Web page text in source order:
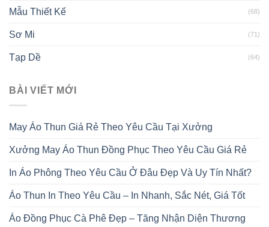
Mẫu Thiết Kế (68)
Sơ Mi (71)
Tạp Dề (64)
BÀI VIẾT MỚI
May Áo Thun Giá Rẻ Theo Yêu Cầu Tại Xưởng
Xưởng May Áo Thun Đồng Phục Theo Yêu Cầu Giá Rẻ
In Áo Phông Theo Yêu Cầu Ở Đâu Đẹp Và Uy Tín Nhất?
Áo Thun In Theo Yêu Cầu – In Nhanh, Sắc Nét, Giá Tốt
Áo Đồng Phục Cà Phê Đẹp – Tăng Nhận Diện Thương